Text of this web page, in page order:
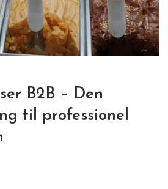
B2B – Den
til professionel